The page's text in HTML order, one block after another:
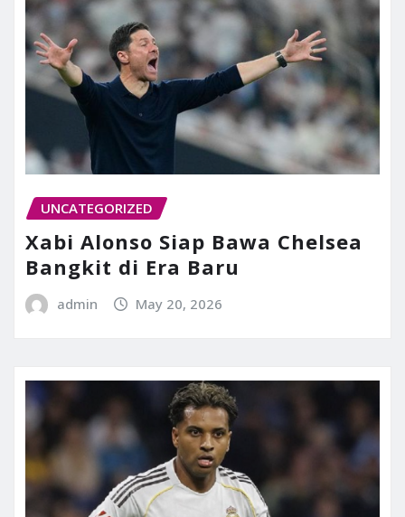
UNCATEGORIZED
Xabi Alonso Siap Bawa Chelsea
Bangkit di Era Baru
admin May 20, 2026